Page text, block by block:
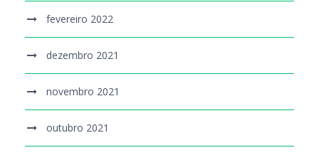
fevereiro 2022
dezembro 2021
novembro 2021
outubro 2021